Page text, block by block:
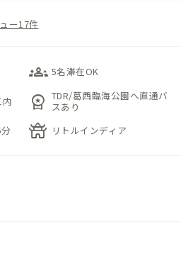
ー17件
groups_3 5名滞在OK
workspace_premium TDR/葛西臨海公園へ直通バ
スあり
temple_buddhist リトルインディア